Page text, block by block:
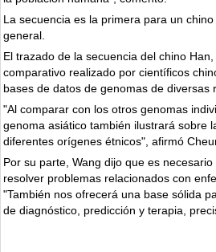
La secuencia es la primera para un
general.
El trazado de la secuencia del chino
comparativo realizado por científicos
bases de datos de genomas de diversas
"Al comparar con los otros genomas
genoma asiático también ilustrará sobre
diferentes orígenes étnicos", afirmó
Por su parte, Wang dijo que es
resolver problemas relacionados con
"También nos ofrecerá una base sólida
de diagnóstico, predicción y terapia,